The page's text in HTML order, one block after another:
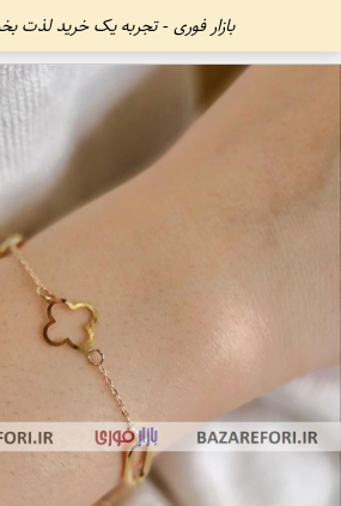
بازار فوری - تجربه یک خرید لذت